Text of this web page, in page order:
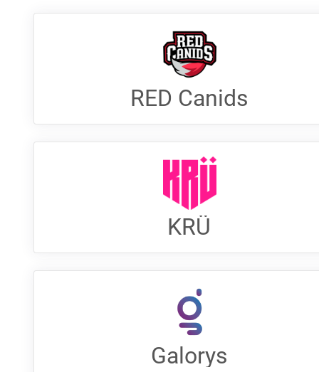
RED Canids
KRÜ
Galorys